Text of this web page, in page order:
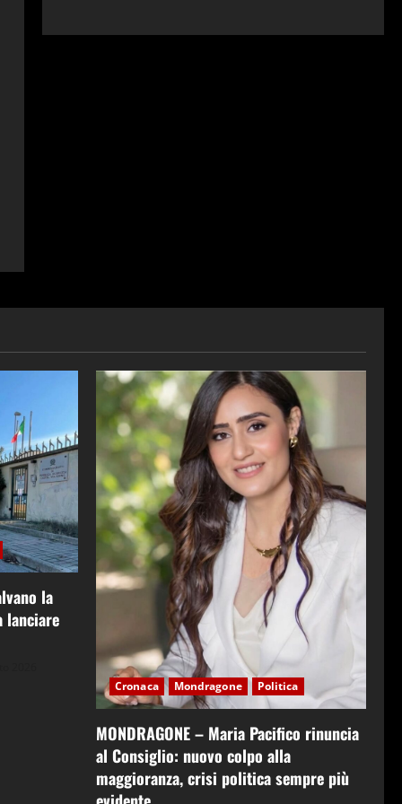
la
lanciare
Cronaca
Mondragone Politica
MONDRAGONE – Maria Pacifico rinuncia
al Consiglio: nuovo colpo alla
maggioranza, crisi politica sempre più